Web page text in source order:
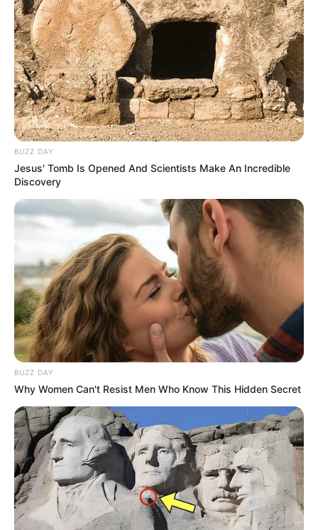
BUZZ DAY
Jesus' Tomb Is Opened And Scientists Make An Incredible
Discovery
BUZZ DAY
Why Women Can't Resist Men Who Know This Hidden Secret